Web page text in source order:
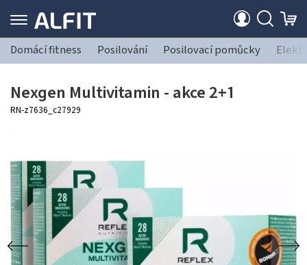
Domácí fitness Posilování Posilovací pomůcky
Nexgen Multivitamin - akce 2+1
RN-z7636_c27929